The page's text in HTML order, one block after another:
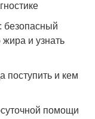
безопасный
жира и узнать
поступить и кем
помощи